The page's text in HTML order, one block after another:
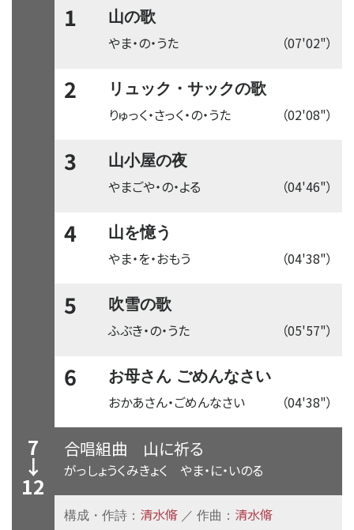
1 山の歌
（07'02"）
やま・の・うた
2 リュック・サックの歌
（02'08"）
りゅっく・さっく・の・うた
3 山小屋の夜
（04'46"）
やまごや・の・よる
4 山を憶う
（04'38"）
やま・を・おもう
5 吹雪の歌
（05'57"）
ふぶき・の・うた
6 お母さん ごめんなさい
（04'38"）
おかあさん・ごめんなさい
7
↓
12
合唱組曲 山に祈る
がっしょうくみきょく やま・に・いのる
構成・作詩： 清水脩 ／ 作曲： 清水脩